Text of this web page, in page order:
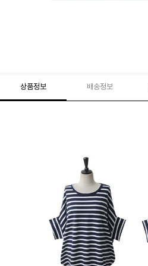
상품정보 배송정보